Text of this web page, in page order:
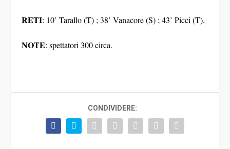
RETI: 10’ Tarallo (T) ; 38’ Vanacore (S) ; 43’ Picci (T).
NOTE: spettatori 300 circa.
CONDIVIDERE: